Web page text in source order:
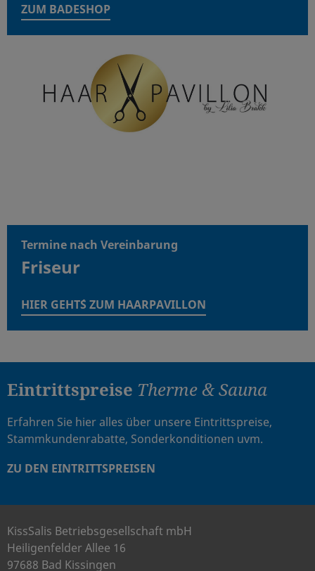
ZUM BADESHOP
Termine nach Vereinbarung
Friseur
HIER GEHT´S ZUM HAARPAVILLON
Eintrittspreise Therme & Sauna
Erfahren Sie hier alles über unsere Eintrittspreise,
Stammkundenrabatte, Sonderkonditionen uvm.
ZU DEN EINTRITTSPREISEN
KissSalis Betriebsgesellschaft mbH
Heiligenfelder Allee 16
97688 Bad Kissingen